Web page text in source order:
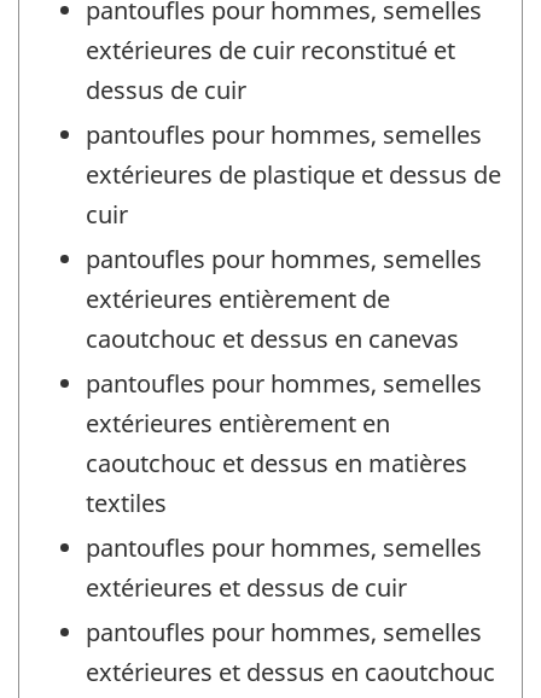
pantoufles pour hommes, semelles
extérieures de cuir reconstitué et
dessus de cuir
pantoufles pour hommes, semelles
extérieures de plastique et dessus de
cuir
pantoufles pour hommes, semelles
extérieures entièrement de
caoutchouc et dessus en canevas
pantoufles pour hommes, semelles
extérieures entièrement en
caoutchouc et dessus en matières
textiles
pantoufles pour hommes, semelles
extérieures et dessus de cuir
pantoufles pour hommes, semelles
extérieures et dessus en caoutchouc